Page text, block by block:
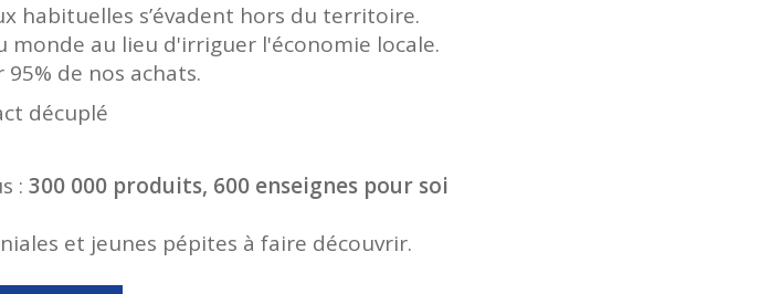
habituelles s’évadent hors du territoire.
monde au lieu d'irriguer l'économie locale.
de nos achats.
décuplé
: 300 000 produits, 600 enseignes pour soi
et jeunes pépites à faire découvrir.